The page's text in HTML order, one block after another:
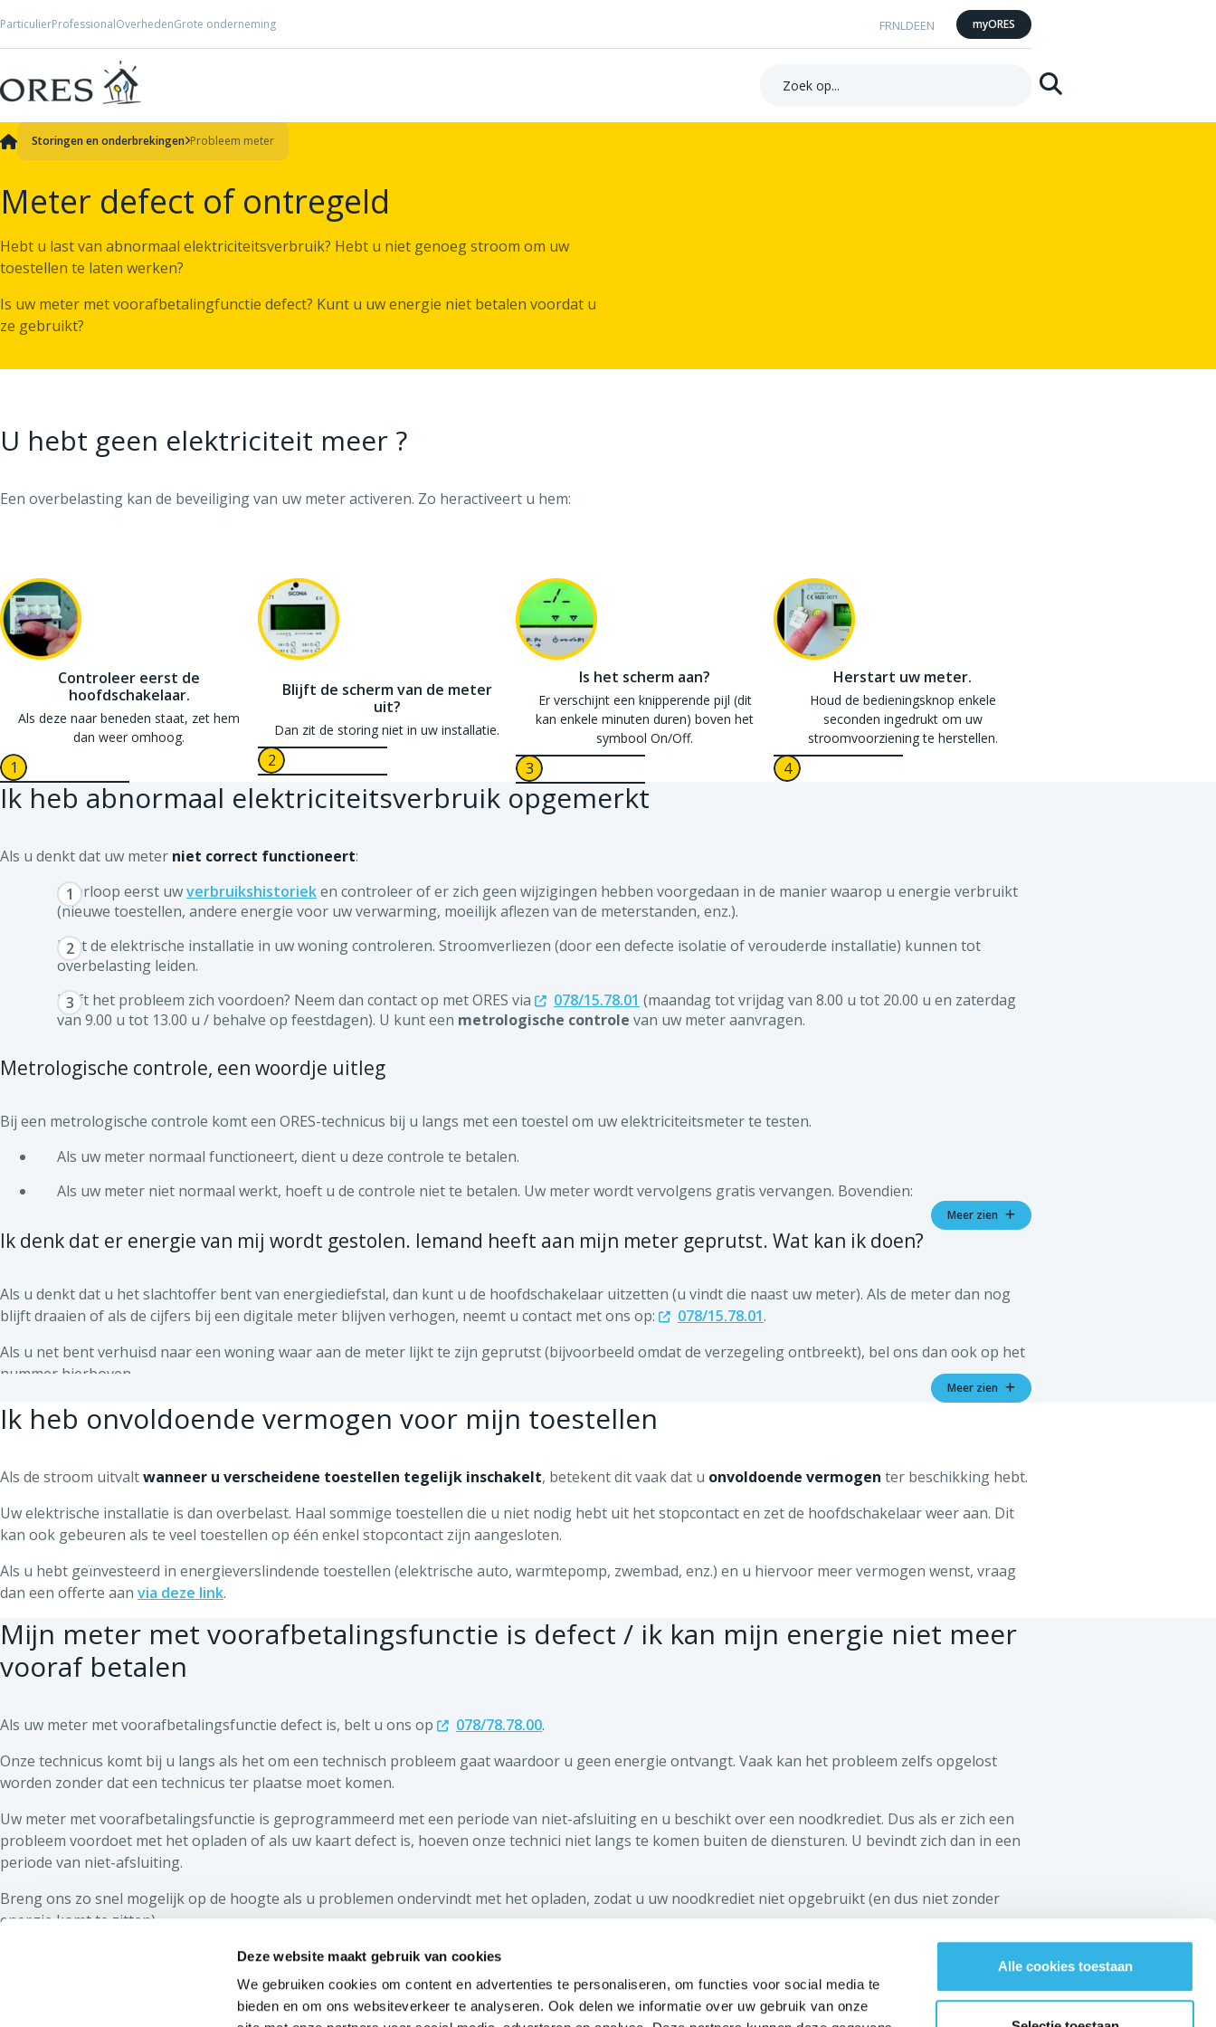
Deze website maakt gebruik van cookies
We gebruiken cookies om content en advertenties te personaliseren, om functies voor social media te
bieden en om ons websiteverkeer te analyseren. Ook delen we informatie over uw gebruik van onze
Alle cookies toestaan
Zoeken
ParticulierProfessionalOverhedenGrote onderneming FRNL DEEN myORES
Meter defect of ontregeld
Hebt u last van abnormaal elektriciteitsverbruik? Hebt u niet genoeg stroom om uw
toestellen te laten werken?
Is uw meter met voorafbetalingfunctie defect? Kunt u uw energie niet betalen voordat u
ze gebruikt?
Storingen en onderbrekingen Probleem meter
U hebt geen elektriciteit meer ?
Een overbelasting kan de beveiliging van uw meter activeren. Zo heractiveert u hem:
Controleer eerst de
hoofdschakelaar.
Als deze naar beneden staat, zet hem
dan weer omhoog.
Blijft de scherm van de meter
uit?
Dan zit de storing niet in uw installatie.
Is het scherm aan?
Er verschijnt een knipperende pijl (dit
kan enkele minuten duren) boven het
symbool On/Off.
Herstart uw meter.
Houd de bedieningsknop enkele
seconden ingedrukt om uw
stroomvoorziening te herstellen.
Ik heb abnormaal elektriciteitsverbruik opgemerkt
Als u denkt dat uw meter niet correct functioneert:
Overloop eerst uwverbruikshistorieken controleer of er zich geen wijzigingen hebben voorgedaan in de manier waarop u energie verbruikt
(nieuwe toestellen, andere energie voor uw verwarming, moeilijk aflezen van de meterstanden, enz.).
Laat de elektrische installatie in uw woning controleren. Stroomverliezen (door een defecte isolatie of verouderde installatie) kunnen tot
overbelasting leiden.
Blijft het probleem zich voordoen? Neem dan contact op met ORES via
078/15.78.01 (maandag tot vrijdag van 8.00 u tot 20.00 u en zaterdag
van 9.00 u tot 13.00 u / behalve op feestdagen). U kunt een metrologische controle van uw meter aanvragen.
Metrologische controle, een woordje uitleg
Bij een metrologische controle komt een ORES-technicus bij u langs met een toestel om uw elektriciteitsmeter te testen.
Als uw meter normaal functioneert, dient u deze controle te betalen.
Als uw meter niet normaal werkt, hoeft u de controle niet te betalen. Uw meter wordt vervolgens gratis vervangen. Bovendien:
Als blijkt dat de meter een lager verbruik dan uw werkelijke verbruik heeft gemeten, dan wordt een rechtzetting opgesteld en moet u
het verbeterde verbruik betalen.
uw leverancier gestuurd. Deze zal vervolgens een creditnota opstellen.
Als u niet akkoord gaat met de resultaten van de metrologische controle, dan kunt u een controle in het laboratorium aanvragen. Als daaruit blijkt dat
uw meter geen enkel defect vertoont, dient u ook dit onderzoek te betalen.
Raadpleeg de tarieven
(maandag tot vrijdag van 8.00 u tot 20.00 u en zaterdag van 9.00 u tot
13.00 u / behalve op feestdagen).
Meer zien
Ik denk dat er energie van mij wordt gestolen. Iemand heeft aan mijn meter geprutst. Wat kan ik doen?
Als u denkt dat u het slachtoffer bent van energiediefstal, dan kunt u de hoofdschakelaar uitzetten (u vindt die naast uw meter). Als de meter dan nog
blijft draaien of als de cijfers bij een digitale meter blijven verhogen, neemt u contact met ons op:
078/15.78.01.
Als u net bent verhuisd naar een woning waar aan de meter lijkt te zijn geprutst (bijvoorbeeld omdat de verzegeling ontbreekt), bel ons dan ook op het
nummer hierboven.
Raak vooral niets aan!Als u een illegale aansluiting opmerkt, laat u die zitten. U riskeert immers een elektrische schok te krijgen en als u de
aansluiting zelf verwijdert, kunnen onze diensten de feiten niet meer vaststellen. ORES zal zelf uw meter weer in orde brengen.
Daarna zullen we een onderzoek naar de schuldige voeren. De persoon die illegaal stroom heeft verbruikt, zal die moeten betalen en bovendien een
Meer zien
Ik heb onvoldoende vermogen voor mijn toestellen
Als de stroom uitvaltwanneer u verscheidene toestellen tegelijk inschakelt, betekent dit vaak dat u onvoldoende vermogen ter beschikking hebt.
Uw elektrische installatie is dan overbelast. Haal sommige toestellen die u niet nodig hebt uit het stopcontact en zet de hoofdschakelaar weer aan. Dit
kan ook gebeuren als te veel toestellen op één enkel stopcontact zijn aangesloten.
Als u hebt geïnvesteerd in energieverslindende toestellen (elektrische auto, warmtepomp, zwembad, enz.) en u hiervoor meer vermogen wenst, vraag
dan een offerte aan via deze link.
Mijn meter met voorafbetalingsfunctie is defect / ik kan mijn energie niet meer
vooraf betalen
Als uw meter met voorafbetalingsfunctie defect is, belt u ons op 078/78.78.00.
Onze technicus komt bij u langs als het om een technisch probleem gaat waardoor u geen energie ontvangt. Vaak kan het probleem zelfs opgelost
worden zonder dat een technicus ter plaatse moet komen.
Uw meter met voorafbetalingsfunctie is geprogrammeerd met een periode van niet-afsluiting en u beschikt over een noodkrediet. Dus als er zich een
probleem voordoet met het opladen of als uw kaart defect is, hoeven onze technici niet langs te komen buiten de diensturen. U bevindt zich dan in een
periode van niet-afsluiting.
Breng ons zo snel mogelijk op de hoogte als u problemen ondervindt met het opladen, zodat u uw noodkrediet niet opgebruikt (en dus niet zonder
energie komt te zitten).
OVER ORES
Ons bedrijf
Nuttige documenten
BLIJF IN CONTACT MET ONS!
Nederlands